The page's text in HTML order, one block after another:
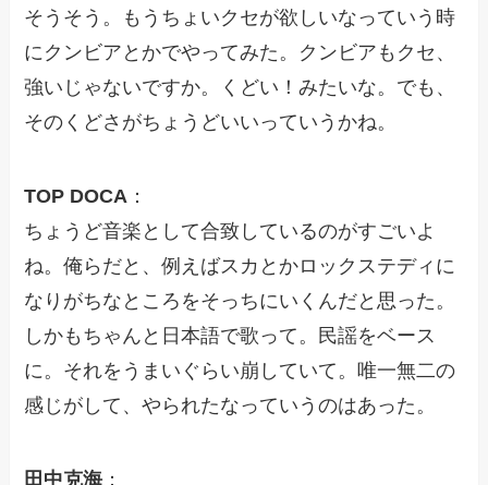
そうそう。もうちょいクセが欲しいなっていう時
にクンビアとかでやってみた。クンビアもクセ、
強いじゃないですか。くどい！みたいな。でも、
そのくどさがちょうどいいっていうかね。
TOP DOCA ：
ちょうど音楽として合致しているのがすごいよ
ね。俺らだと、例えばスカとかロックステディに
なりがちなところをそっちにいくんだと思った。
しかもちゃんと日本語で歌って。民謡をベース
に。それをうまいぐらい崩していて。唯一無二の
感じがして、やられたなっていうのはあった。
田中克海 ：